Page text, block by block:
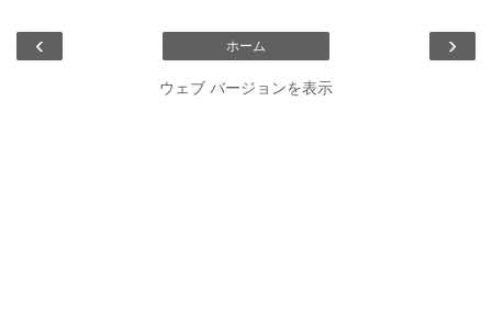
‹ ›
ホーム
ウェブ バージョンを表示